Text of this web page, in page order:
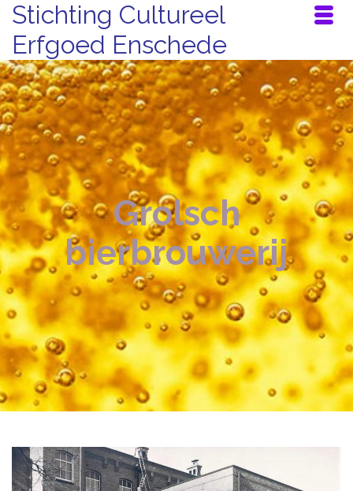
Stichting Cultureel
Erfgoed Enschede
Grolsch
bierbrouwerij